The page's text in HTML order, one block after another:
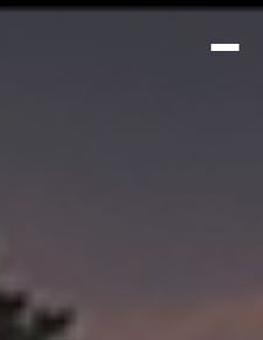
작 사례 - 인천 라온비엔피